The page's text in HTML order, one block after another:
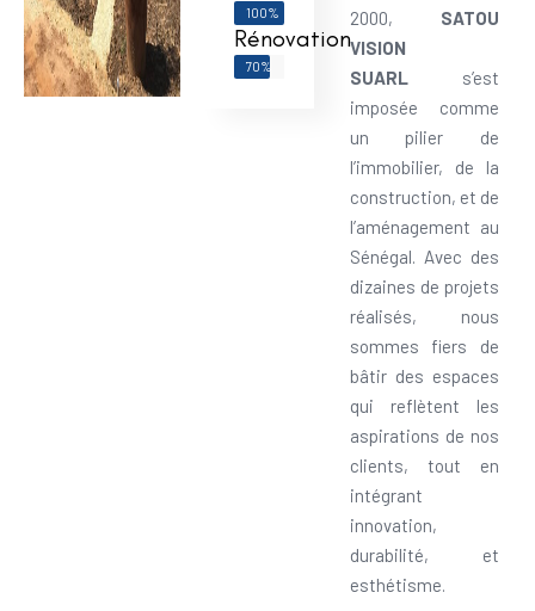
100%
Rénovation
70%
2000, SATOU
VISION
SUARLs’est
imposée comme
un pilier de
l’immobilier, de la
construction, et de
l’aménagement au
Sénégal. Avec des
dizaines de projets
réalisés, nous
sommes fiers de
bâtir des espaces
qui reflètent les
aspirations de nos
clients, tout en
intégrant
innovation,
durabilité, et
esthétisme.